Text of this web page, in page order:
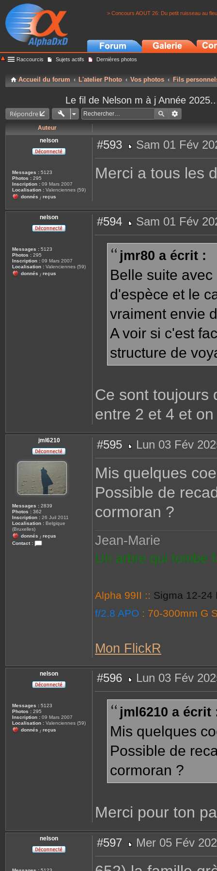
> Concours AOUT 26: Du petit ruisseau au
Raccourcis Sujets actifs Dernières photos
Accueil du forum L'atelier Photo Vos photos Fils
Le fil de Nelson m à j Année
Répondre
Auteur
nelson
Messages : 5123
Photos : 295
Inscription : 09 Mars 2007
Localisation : Valenciennes (59)
donnés / reçus
#593
e
Sam 01 Fév
Merci a tous les
nelson
Messages : 5123
Photos : 295
Inscription : 09 Mars 2007
Localisation : Valenciennes (59)
donnés / reçus
#594
e
Sam 01 Fév
jmr80 a écrit :
Belle suite
d'espèce et le
vraiment envie
A voir si c'est
structure de
Ce sont toujours
entre 2 et 4 et
jml6210
Messages : 2839
Photos : 362
Inscription : 26 Juil 2011
Localisation : Belgique
(Bruxelles)
donnés / reçus
Contact :
#595
e
e
Lun 03 Fév
Mis quelques
Possible de
cormoran ?
Jean-Marie
Un arbre qui tombe
Alpha 99II :: Sigma 12-24
f/2.8 APO : 70-300mm G
Mon FlickR
nelson
Messages : 5123
Photos : 295
Inscription : 09 Mars 2007
Localisation : Valenciennes (59)
donnés / reçus
#596
e
Lun 03 Fév
jml6210 a écrit
Mis quelques
Possible de
cormoran ?
Merci pour ton
nelson #597
e
s
Mer 05 Fév